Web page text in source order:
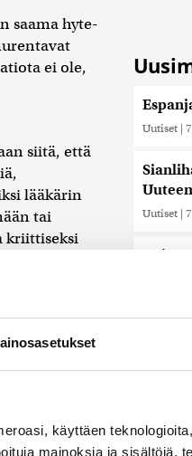
käyttäen
mainoksia ja sisältöjä,
saama hyte-
ei ole,
siitä, että
lääkärin
tai
kriittiseksi
tietoinen
resurssit
sen
diabeteksen
Uutiset |
Uutiset |
Uutiset |